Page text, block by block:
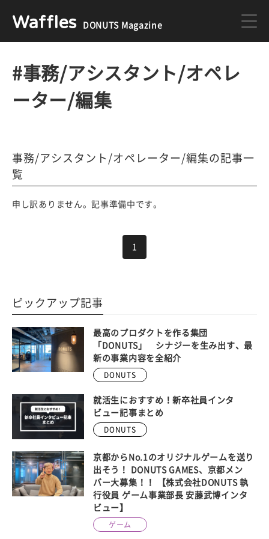
Waffles DONUTS Magazine
DONUTS ジョブカン
ミクチャ
医療 イベント
DONUTSの採用情報はこちら
#事務/アシスタント/オペレ
ーター/編集
事務/アシスタント/オペレーター/編集の記事一
覧
申し訳ありません。記事準備中です。
1
ピックアップ記事
最高のプロダクトを作る集団
「DONUTS」 シナジーを生み出す、最
新の事業内容を全紹介
DONUTS
就活生におすすめ！新卒社員インタ
ビュー記事まとめ
DONUTS
京都からNo.1のオリジナルゲームを送り
出そう！ DONUTS GAMES、京都メン
バー大募集！！ 【株式会社DONUTS 執
行役員 ゲーム事業部長 安藤武博インタ
ビュー】
ゲーム